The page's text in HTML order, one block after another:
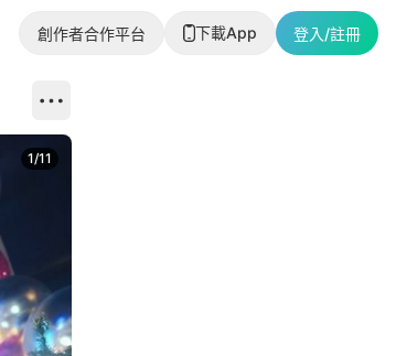
創作者合作平台 下載App 登入/註冊
1/11